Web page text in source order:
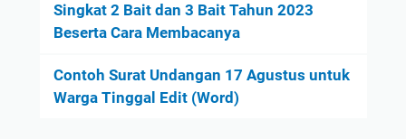
Singkat 2 Bait dan 3 Bait Tahun 2023
Beserta Cara Membacanya
Contoh Surat Undangan 17 Agustus untuk
Warga Tinggal Edit (Word)